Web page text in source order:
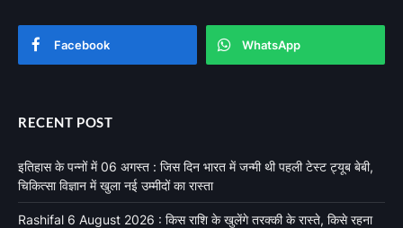
Facebook WhatsApp
RECENT POST
इतिहास के पन्नों में 06 अगस्त : जिस दिन भारत में जन्मी थी पहली टेस्ट ट्यूब बेबी,
चिकित्सा विज्ञान में खुला नई उम्मीदों का रास्ता
Rashifal 6 August 2026 : किस राशि के खुलेंगे तरक्की के रास्ते, किसे रहना